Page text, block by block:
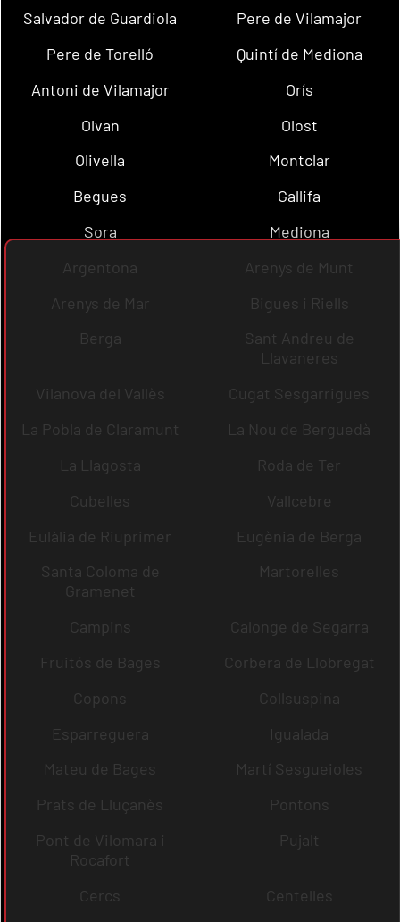
Salvador de Guardiola
Pere de Vilamajor
Pere de Torelló
Quintí de Mediona
Antoni de Vilamajor
Orís
Olvan
Olost
Olivella
Montclar
Begues
Gallifa
Sora
Mediona
Argentona
Arenys de Munt
Arenys de Mar
Bigues i Riells
Berga
Sant Andreu de
Llavaneres
Vilanova del Vallès
Cugat Sesgarrigues
La Pobla de Claramunt
La Nou de Berguedà
La Llagosta
Roda de Ter
Cubelles
Vallcebre
Eulàlia de Riuprimer
Eugènia de Berga
Santa Coloma de
Gramenet
Martorelles
Campins
Calonge de Segarra
Fruitós de Bages
Corbera de Llobregat
Copons
Collsuspina
Esparreguera
Igualada
Mateu de Bages
Martí Sesgueioles
Prats de Lluçanès
Pontons
Pont de Vilomara i
Rocafort
Pujalt
Cercs
Centelles